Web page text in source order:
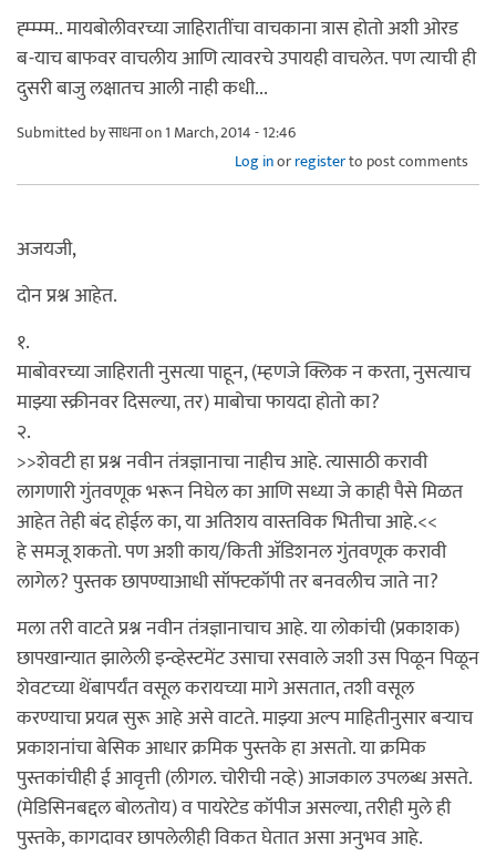
ह्म्म्म्म.. मायबोलीवरच्या जाहिरातींचा वाचकाना त्रास होतो अशी ओरड
ब-याच बाफवर वाचलीय आणि त्यावरचे उपायही वाचलेत. पण त्याची ही
दुसरी बाजु लक्षातच आली नाही कधी...
Submitted byसाधनाon 1 March, 2014 - 12:46
Log inorregisterto post comments
अजयजी,
दोन प्रश्न आहेत.
१.
माबोवरच्या जाहिराती नुसत्या पाहून, (म्हणजे क्लिक न करता, नुसत्याच
माझ्या स्क्रीनवर दिसल्या, तर) माबोचा फायदा होतो का?
२.
>>शेवटी हा प्रश्न नवीन तंत्रज्ञानाचा नाहीच आहे. त्यासाठी करावी
लागणारी गुंतवणूक भरून निघेल का आणि सध्या जे काही पैसे मिळत
आहेत तेही बंद होईल का, या अतिशय वास्तविक भितीचा आहे.<<
हे समजू शकतो. पण अशी काय/किती अ‍ॅडिशनल गुंतवणूक करावी
लागेल? पुस्तक छापण्याआधी सॉफ्टकॉपी तर बनवलीच जाते ना?
मला तरी वाटते प्रश्न नवीन तंत्रज्ञानाचाच आहे. या लोकांची (प्रकाशक)
छापखान्यात झालेली इन्व्हेस्टमेंट उसाचा रसवाले जशी उस पिळून पिळून
शेवटच्या थेंबापर्यंत वसूल करायच्या मागे असतात, तशी वसूल
करण्याचा प्रयत्न सुरू आहे असे वाटते. माझ्या अल्प माहितीनुसार बर्‍याच
प्रकाशनांचा बेसिक आधार क्रमिक पुस्तके हा असतो. या क्रमिक
पुस्तकांचीही ई आवृत्ती (लीगल. चोरीची नव्हे) आजकाल उपलब्ध असते.
(मेडिसिनबद्दल बोलतोय) व पायरेटेड कॉपीज असल्या, तरीही मुले ही
पुस्तके, कागदावर छापलेलीही विकत घेतात असा अनुभव आहे.